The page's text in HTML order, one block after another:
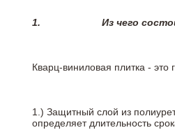
1. Из чего
Кварц-виниловая плитка -
1.) Защитный слой из
определяет длительность